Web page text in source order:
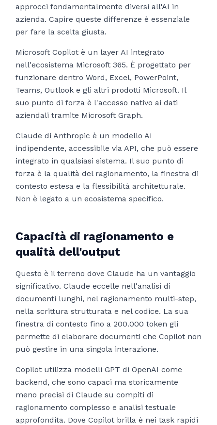
approcci fondamentalmente diversi all'AI in
azienda. Capire queste differenze è essenziale
per fare la scelta giusta.
Microsoft Copilot è un layer AI integrato
nell'ecosistema Microsoft 365. È progettato per
funzionare dentro Word, Excel, PowerPoint,
Teams, Outlook e gli altri prodotti Microsoft. Il
suo punto di forza è l'accesso nativo ai dati
aziendali tramite Microsoft Graph.
Claude di Anthropic è un modello AI
indipendente, accessibile via API, che può essere
integrato in qualsiasi sistema. Il suo punto di
forza è la qualità del ragionamento, la finestra di
contesto estesa e la flessibilità architetturale.
Non è legato a un ecosistema specifico.
Capacità di ragionamento e
qualità dell'output
Questo è il terreno dove Claude ha un vantaggio
significativo. Claude eccelle nell'analisi di
documenti lunghi, nel ragionamento multi-step,
nella scrittura strutturata e nel codice. La sua
finestra di contesto fino a 200.000 token gli
permette di elaborare documenti che Copilot non
può gestire in una singola interazione.
Copilot utilizza modelli GPT di OpenAI come
backend, che sono capaci ma storicamente
meno precisi di Claude su compiti di
ragionamento complesso e analisi testuale
approfondita. Dove Copilot brilla è nei task rapidi